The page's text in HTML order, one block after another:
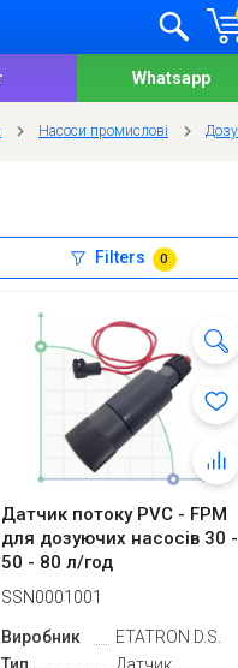
Whatsapp
Насоси промислові
Filters 0
Датчик потоку PVC - FPM
для дозуючих насосів 30 -
50 - 80 л/год
SSN0001001
Виробник
ETATRON D.S.